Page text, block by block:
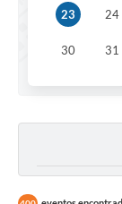
23 24
30 31